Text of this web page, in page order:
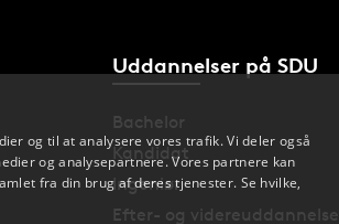
Uddannelser på SDU
Bachelor
Kandidat
Ingeniør
Efter- og videreuddannelse
og til at analysere vores trafik. Vi deler også
og analysepartnere. Vores partnere kan
fra din brug af deres tjenester. Se hvilke,